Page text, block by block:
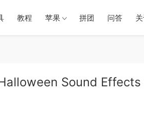
教程 苹果 拼团 问答
Sound